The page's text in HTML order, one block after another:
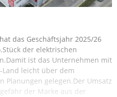
das Geschäftsjahr 2025/26
der elektrischen
ist das Unternehmen mit
Land leicht über dem
Planungen gelegen.Der Umsatz
der Marke aus der